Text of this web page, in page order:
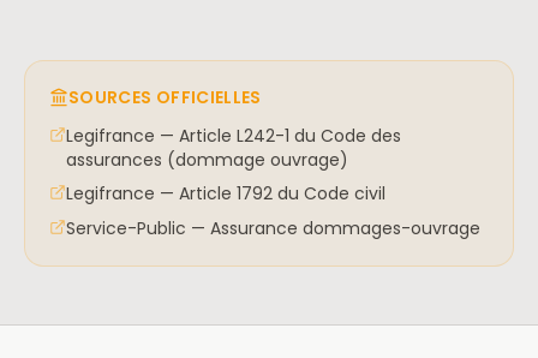
SOURCES OFFICIELLES
Legifrance — Article L242-1 du Code des
assurances (dommage ouvrage)
Legifrance — Article 1792 du Code civil
Service-Public — Assurance dommages-ouvrage